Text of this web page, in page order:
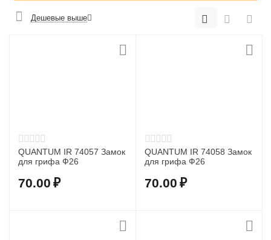
Дешевые выше
QUANTUM IR 74057 Замок
для грифа Ф26
70.00 ₽
QUANTUM IR 74058 Замок
для грифа Ф26
70.00 ₽